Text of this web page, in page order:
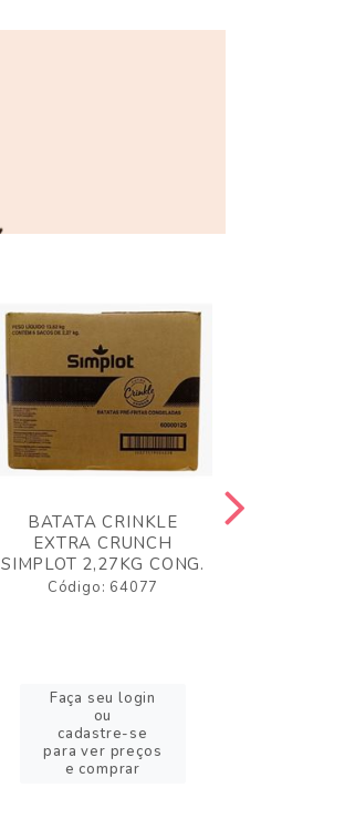
BATATA CRINKLE
EXTRA CRUNCH
SIMPLOT 2,27KG CONG.
Código: 64077
Faça seu login
ou
cadastre-se
para ver preços
e comprar